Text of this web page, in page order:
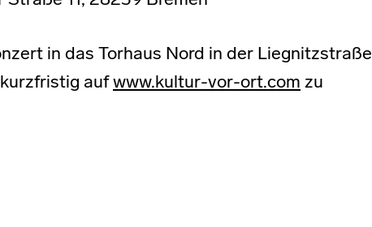
in das Torhaus Nord in der Liegnitzstraße
aufwww.kultur-vor-ort.com zu